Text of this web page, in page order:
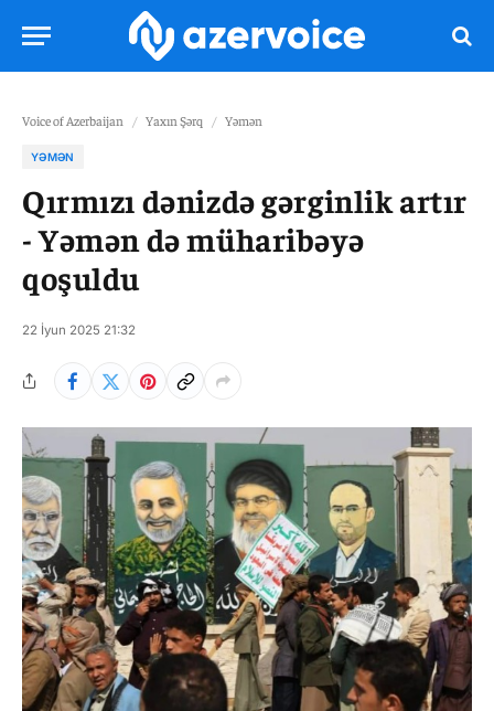
Voice of Azerbaijan / Yaxın Şərq / Yəmən
YƏMƏN
Qırmızı dənizdə gərginlik artır
- Yəmən də müharibəyə
qoşuldu
22 İyun 2025 21:32